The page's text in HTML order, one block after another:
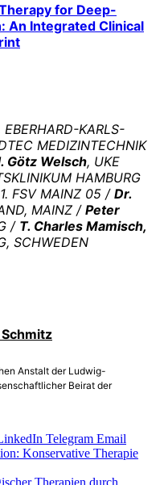
for Deep-
An Integrated Clinical
EBERHARD-KARLS-
MEDIZINTECHNIK
Götz Welsch, UKE
HAMBURG
1. FSV MAINZ 05 / Dr.
MAINZ / Peter
/ T. Charles Mamisch,
SCHWEDEN
Anstalt der Ludwig-
Beirat der
Telegram Email
Konservative Therapie
Therapien durch